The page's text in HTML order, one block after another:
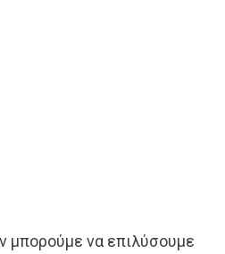
μπορούμε να επιλύσουμε